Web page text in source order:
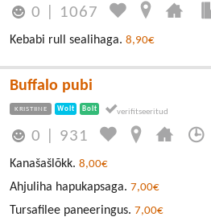
0 1067
Kebabi rull sealihaga. 8,90€
Buffalo pubi
KRISTIINE Wolt Bolt
0 931
Kanašašlõkk. 8,00€
Ahjuliha hapukapsaga. 7,00€
Tursafilee paneeringus. 7,00€